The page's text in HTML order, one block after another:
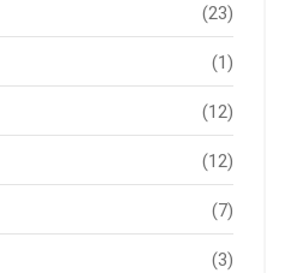
(23)
(1)
(12)
(12)
(7)
(3)